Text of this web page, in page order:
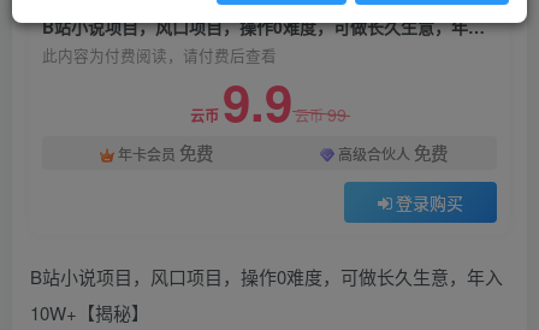
B站小说项目，风口项目，操作0难度，可做长久生意，年入10W+【揭秘】
此内容为付费阅读，请付费后查看
云币 9.9云币99
年卡会员 免费 高级合伙人 免费
登录购买
B站小说项目，风口项目，操作0难度，可做长久生意，年入
10W+【揭秘】